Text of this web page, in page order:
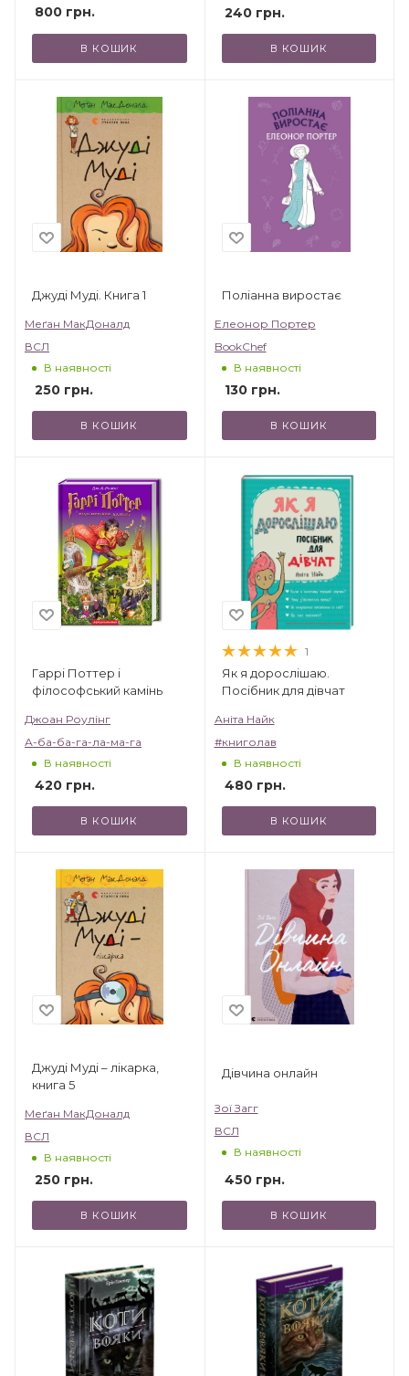
800 грн.
В КОШИК
240грн.
В КОШИК
Джуді Муді. Книга 1
Меґан МакДоналд
ВСЛ
В наявності
250 грн.
В КОШИК
Поліанна виростає
Елеонор Портер
BookChef
В наявності
130грн.
В КОШИК
Гаррі Поттер і
філософський камінь
Джоан Роулінг
А-ба-ба-га-ла-ма-га
В наявності
420 грн.
В КОШИК
1
Як я дорослішаю.
Посібник для дівчат
Аніта Найк
#книголав
В наявності
480грн.
В КОШИК
Джуді Муді – лікарка,
книга 5
Меґан МакДоналд
ВСЛ
В наявності
250 грн.
В КОШИК
Дівчина онлайн
Зої Загг
ВСЛ
В наявності
450грн.
В КОШИК